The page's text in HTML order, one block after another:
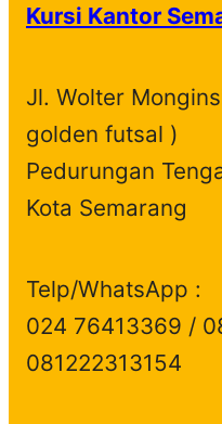
Kursi Kantor
Jl. Wolter
golden futsal )
Pedurungan
Kota Semarang
Telp/WhatsApp :
024 76413369 /
081222313154